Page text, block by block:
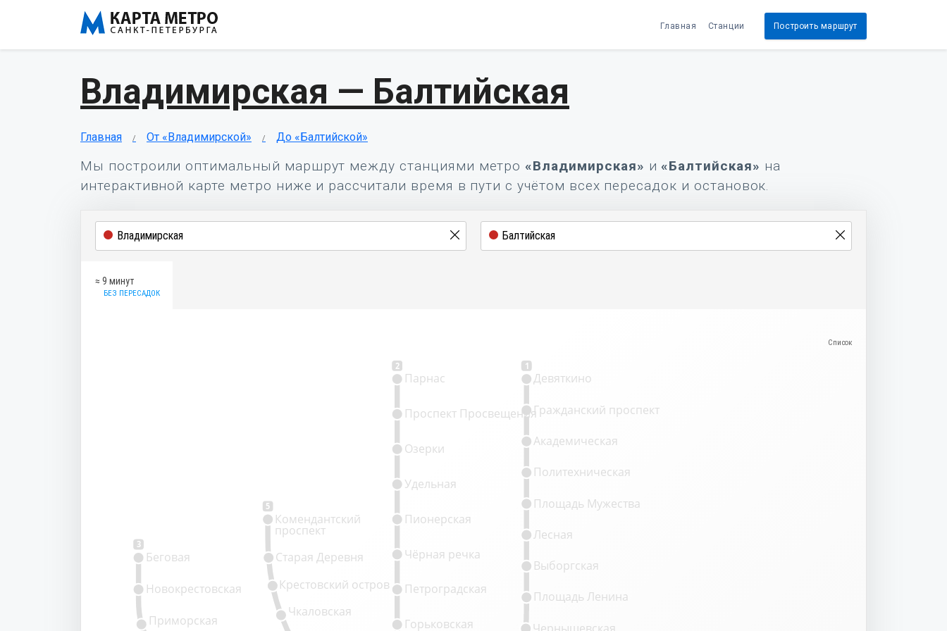
Главная Станции Построить маршрут
Владимирская — Балтийская
Главная От «Владимирской» До «Балтийской»
Мы построили оптимальный маршрут между станциями метро«Владимирская» и«Балтийская» на
интерактивной карте метро ниже и рассчитали время в пути с учётом всех пересадок и остановок.
≈ 9 минут
БЕЗ ПЕРЕСАДОК
3
5
2 1
Приморская
Чкаловская
Крестовский остров
Старая Деревня
Комендантский
проспект
Горьковская
Петроградская
Чёрная речка
Пионерская
Удельная
Озерки
Проспект Просвещения
Парнас
Чернышевская
Площадь Ленина
Выборгская
Лесная
Площадь Мужества
Политехническая
Академическая
Гражданский проспект
Девяткино
Новокрестовская
Беговая